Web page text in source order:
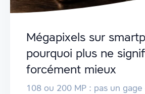
Mégapixels sur
pourquoi plus ne
forcément mieux
108 ou 200 MP : pas un